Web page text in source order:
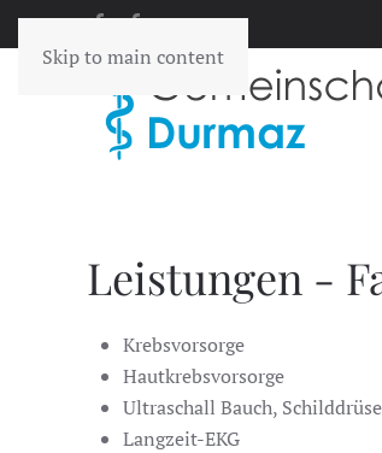
Skip to main content
Leistungen -
Krebsvorsorge
Hautkrebsvorsorge
Ultraschall Bauch, Schilddrüse
Langzeit-EKG